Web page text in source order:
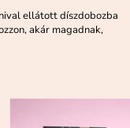
ellátott díszdobozba
akár magadnak,